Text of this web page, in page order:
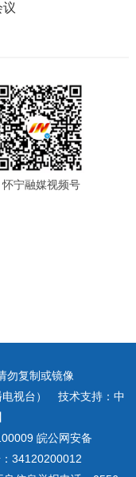
议
怀宁融媒视频号
勿复制或镜像
电视台） 技术支持：中
皖公网安备
34120200012